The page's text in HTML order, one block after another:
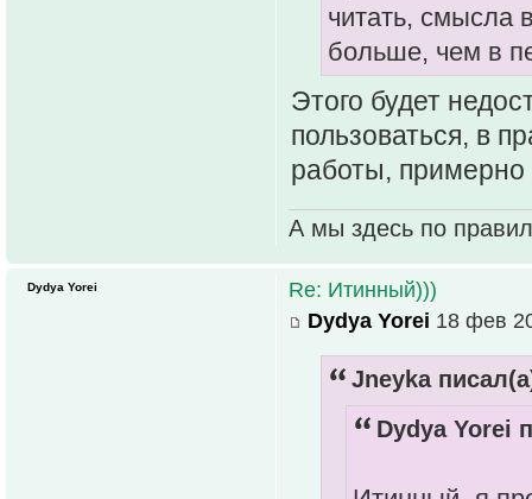
читать, смысла
больше, чем в
Этого будет
пользоваться, в
работы, примерно
А мы здесь по
Re: Итинный)))
Dydya Yorei 18 фев
Jneyka
Dydya Yorei
Dydya Yorei